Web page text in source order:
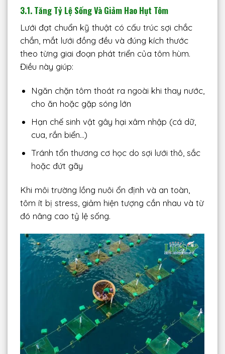
3.1. Tăng Tỷ Lệ Sống Và Giảm Hao Hụt Tôm
Lưới đạt chuẩn kỹ thuật có cấu trúc sợi chắc
chắn, mắt lưới đồng đều và đúng kích thước
theo từng giai đoạn phát triển của tôm hùm.
Điều này giúp:
Ngăn chặn tôm thoát ra ngoài khi thay nước,
cho ăn hoặc gặp sóng lớn
Hạn chế sinh vật gây hại xâm nhập (cá dữ,
cua, rắn biển…)
Tránh tổn thương cơ học do sợi lưới thô, sắc
hoặc đứt gãy
Khi môi trường lồng nuôi ổn định và an toàn,
tôm ít bị stress, giảm hiện tượng cắn nhau và từ
đó nâng cao tỷ lệ sống.